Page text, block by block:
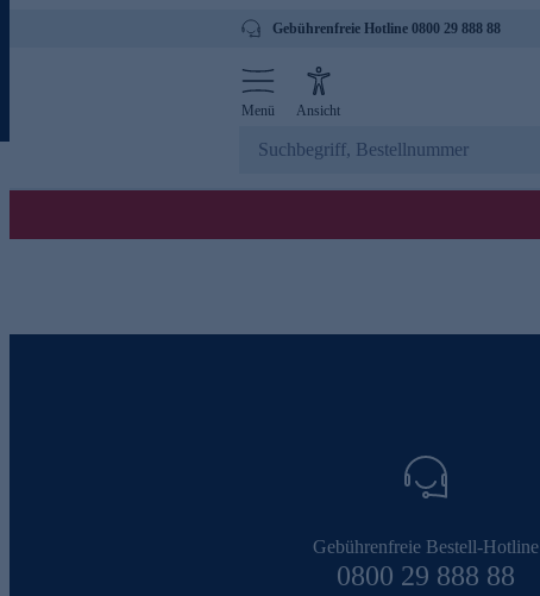
Gebührenfreie Hotline 0800 29 888 88
Menü Ansicht
Gebührenfreie Bestell-Hotline
0800 29 888 88